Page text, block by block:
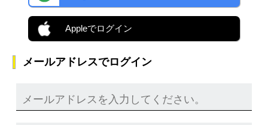
Appleでログイン
メールアドレスでログイン